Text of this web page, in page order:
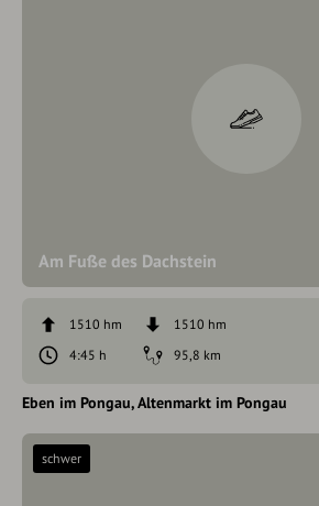
Am Fuße des Dachstein
1510 hm
1510 hm
4:45 h
95,8 km
Eben im Pongau Altenmarkt im Pongau
schwer